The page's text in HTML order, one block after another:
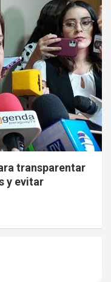
transparentar
y evitar